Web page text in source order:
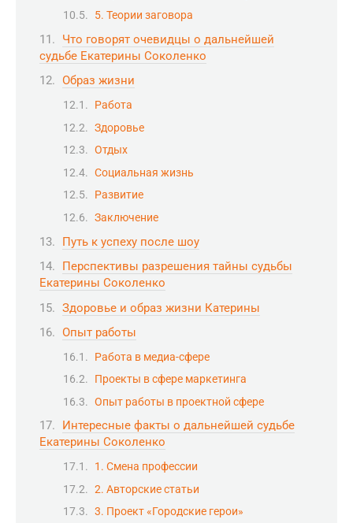
5. Теории заговора
Что говорят очевидцы о дальнейшей
судьбе Екатерины Соколенко
Образ жизни
Работа
Здоровье
Отдых
Социальная жизнь
Развитие
Заключение
Путь к успеху после шоу
Перспективы разрешения тайны судьбы
Екатерины Соколенко
Здоровье и образ жизни Катерины
Опыт работы
Работа в медиа-сфере
Проекты в сфере маркетинга
Опыт работы в проектной сфере
Интересные факты о дальнейшей судьбе
Екатерины Соколенко
1. Смена профессии
2. Авторские статьи
3. Проект «Городские герои»